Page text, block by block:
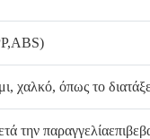
χαλκό, όπως το
την παραγγελία